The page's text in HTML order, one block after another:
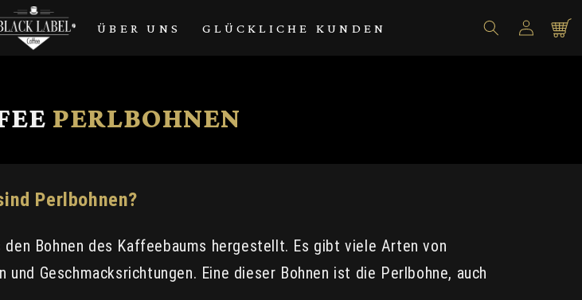
ÜBER UNS GLÜCKLICHE KUNDEN Einloggen
PERLBOHNEN
Perlbohnen?
Bohnen des Kaffeebaums hergestellt. Es gibt viele Arten von
Geschmacksrichtungen. Eine dieser Bohnen ist die Perlbohne, auch